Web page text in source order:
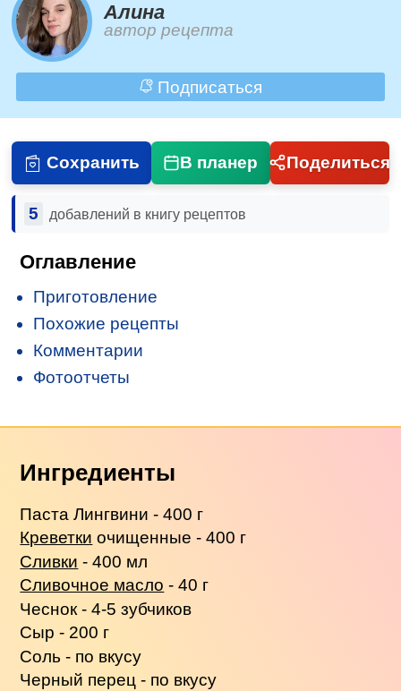
Алина
автор рецепта
Подписаться
Сохранить В планер Поделиться
5 добавлений в книгу рецептов
Оглавление
Приготовление
Похожие рецепты
Комментарии
Фотоотчеты
Ингредиенты
Паста Лингвини - 400 г
Креветки очищенные - 400 г
Сливки - 400 мл
Сливочное масло - 40 г
Чеснок - 4-5 зубчиков
Сыр - 200 г
Соль - по вкусу
Черный перец - по вкусу